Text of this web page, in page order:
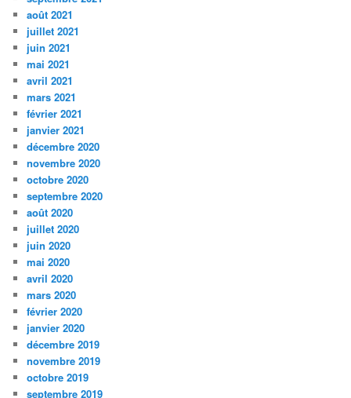
août 2021
juillet 2021
juin 2021
mai 2021
avril 2021
mars 2021
février 2021
janvier 2021
décembre 2020
novembre 2020
octobre 2020
septembre 2020
août 2020
juillet 2020
juin 2020
mai 2020
avril 2020
mars 2020
février 2020
janvier 2020
décembre 2019
novembre 2019
octobre 2019
septembre 2019